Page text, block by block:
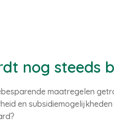
nog steeds
maatregelen
en